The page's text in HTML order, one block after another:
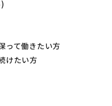
の場合有
って働きたい方
けたい方